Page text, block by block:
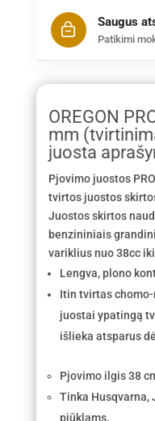
Saugus
Patikimi
OREGON
mm
juosta
Pjovimo juostos
tvirtos juostos
Juostos skirtos
benzininiais
variklius nuo 38cc
Lengva, plono
Itin tvirtas
juostai ypatingą
išlieka atsparus
Pjovimo ilgis 38
Tinka Husqvarna,
pjūklams.